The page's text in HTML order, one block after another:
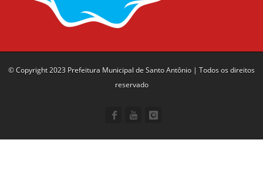
© Copyright 2023 Prefeitura Municipal de Santo Antônio | Todos os direitos
reservado